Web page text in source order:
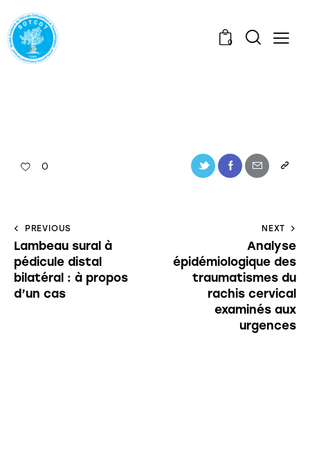
0
0
PREVIOUS
Lambeau sural à
pédicule distal
bilatéral : à propos
d’un cas
NEXT
Analyse
épidémiologique des
traumatismes du
rachis cervical
examinés aux
urgences